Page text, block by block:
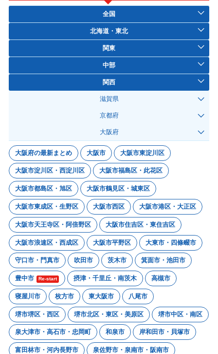
全国
北海道・東北
関東
中部
関西
滋賀県
京都府
大阪府
大阪府の最新まとめ 大阪市 大阪市東淀川区
大阪市淀川区・西淀川区 大阪市福島区・此花区
大阪市都島区・旭区 大阪市鶴見区・城東区
大阪市東成区・生野区 大阪市西区 大阪市港区・大正区
大阪市天王寺区・阿倍野区 大阪市住吉区・東住吉区
大阪市浪速区・西成区 大阪市平野区 大東市・四條畷市
守口市・門真市 吹田市 茨木市 箕面市・池田市
豊中市 Re-start 摂津・千里丘・南茨木 高槻市
寝屋川市 枚方市 東大阪市 八尾市
堺市堺区・西区 堺市北区・東区・美原区 堺市中区・南区
泉大津市・高石市・忠岡町 和泉市 岸和田市・貝塚市
富田林市・河内長野市 泉佐野市・泉南市・阪南市